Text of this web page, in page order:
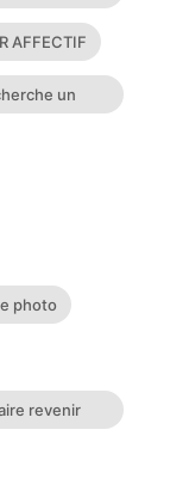
AFFECTIF
un
photo
revenir